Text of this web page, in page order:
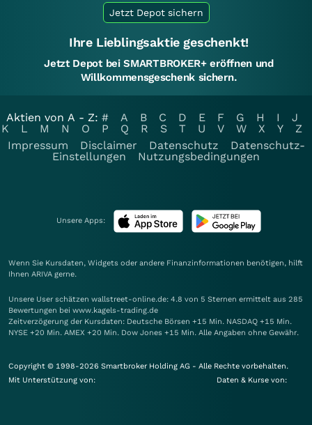
Jetzt Depot sichern
Ihre Lieblingsaktie geschenkt!
Jetzt Depot bei SMARTBROKER+ eröffnen und
Willkommensgeschenk sichern.
Aktien von A - Z: # A B C D E F G H I
J
K
L M N O P Q R S T U V W X Y
Z
Impressum
Disclaimer Datenschutz
Datenschutz-
Einstellungen
Nutzungsbedingungen
Unsere Apps:
Wenn Sie Kursdaten, Widgets oder andere Finanzinformationen benötigen, hilft
Ihnen ARIVA gerne.
Unsere User schätzen wallstreet-online.de: 4.8 von 5 Sternen ermittelt aus 285
Bewertungen bei www.kagels-trading.de
Zeitverzögerung der Kursdaten: Deutsche Börsen +15 Min. NASDAQ +15 Min.
NYSE +20 Min. AMEX +20 Min. Dow Jones +15 Min. Alle Angaben ohne Gewähr.
Copyright © 1998-2026 Smartbroker Holding AG - Alle Rechte vorbehalten.
Mit Unterstützung von:
Daten & Kurse von: